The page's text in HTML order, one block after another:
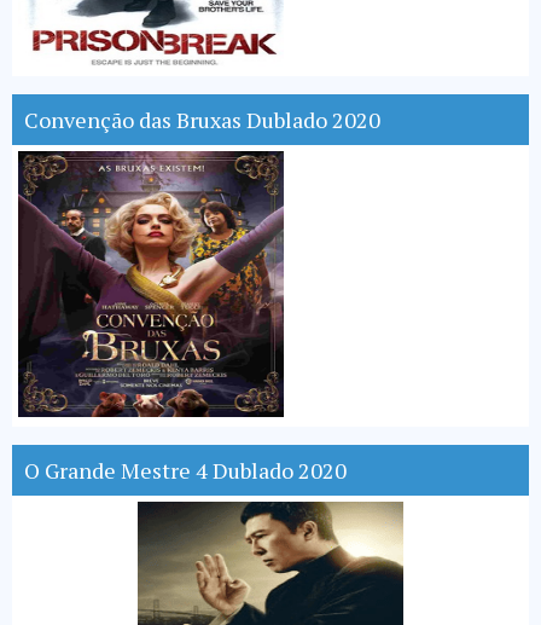
Convenção das Bruxas Dublado 2020
O Grande Mestre 4 Dublado 2020